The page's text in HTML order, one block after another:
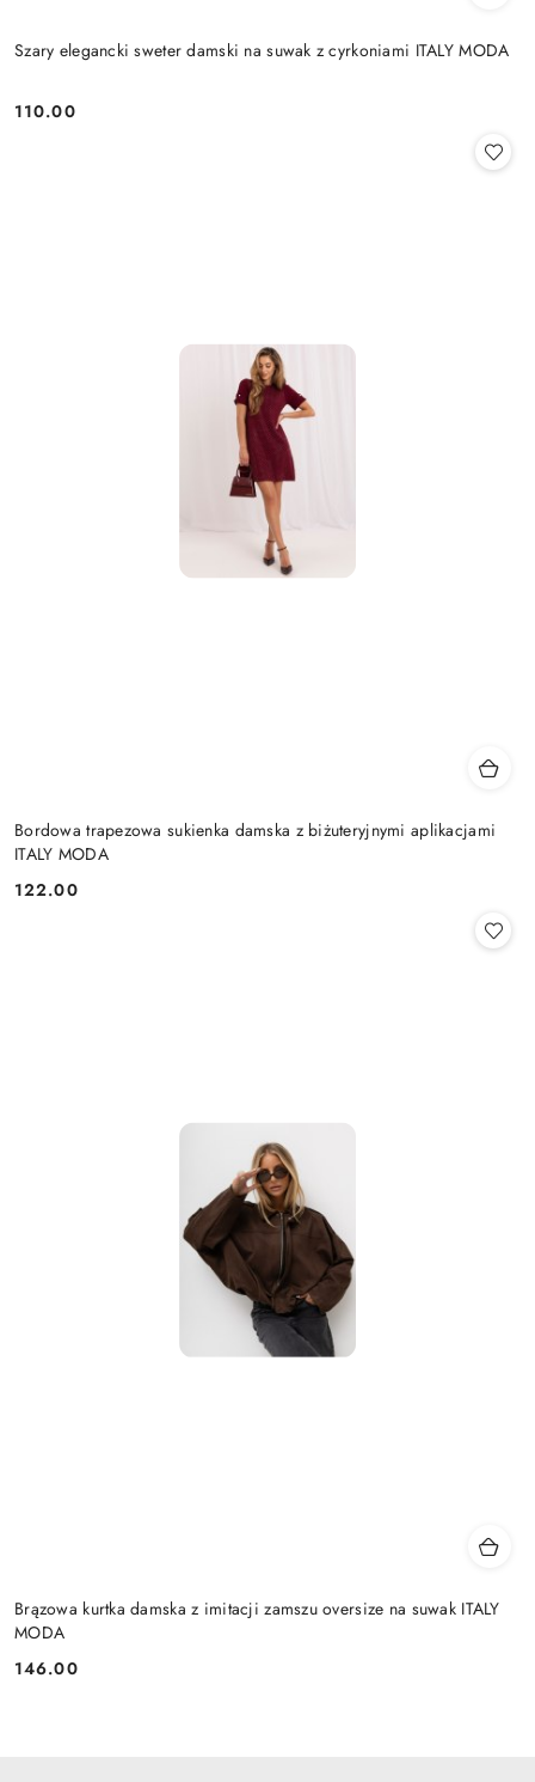
Szary elegancki sweter damski na suwak z cyrkoniami ITALY MODA
Cena:
110.00
Bordowa trapezowa sukienka damska z biżuteryjnymi aplikacjami
ITALY MODA
Cena:
122.00
Brązowa kurtka damska z imitacji zamszu oversize na suwak ITALY
MODA
Cena:
146.00